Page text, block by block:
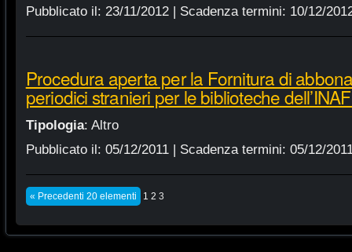
Pubblicato il: 23/11/2012| Scadenza termini: 10/12/
Procedura aperta per la Fornitura di
periodici stranieri per le biblioteche
Tipologia: Altro
Pubblicato il: 05/12/2011| Scadenza termini: 05/12/
« Precedenti 20 elementi 1 2 3